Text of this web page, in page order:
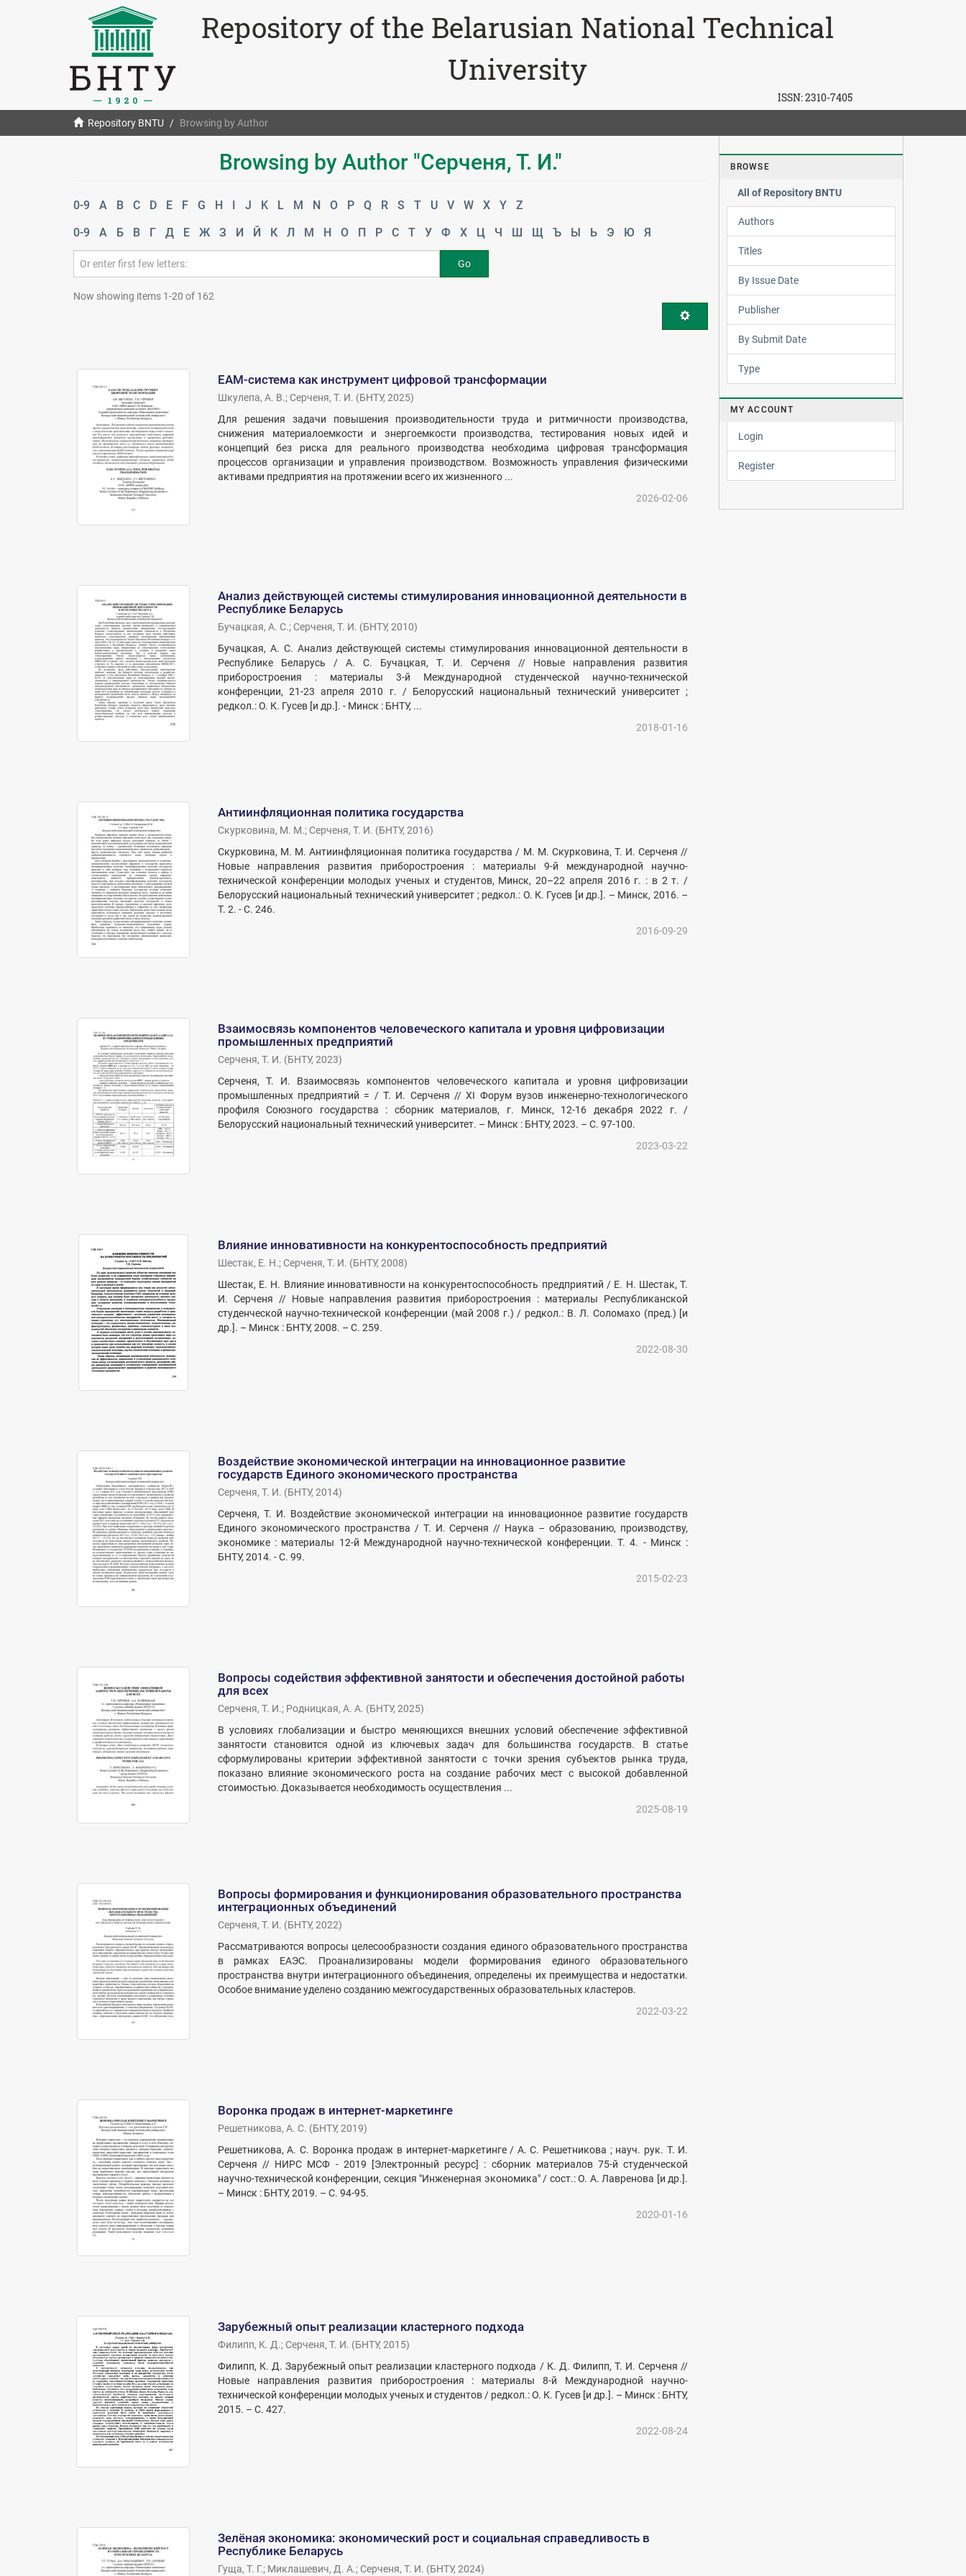
Repository of the Belarusian National Technical
University
ISSN:2310-7405
Repository BNTU Browsing by Author
Browsing by Author "Серченя, Т. И."
0-9 A B C D E F G H I J K L M N O P Q R S T U V W X Y
Z
0-9
А Б В Г Д Е Ж З И Й К Л М Н О П Р С Т У Ф Х Ц Ч Ш Щ Ъ Ы Ь Э Ю Я
Go
Now showing items 1-20 of 162
EAM-система как инструмент цифровой трансформации
Шкулепа, А. В.; Серченя, Т. И. (БНТУ, 2025)
Для решения задачи повышения производительности труда и ритмичности производства,
снижения материалоемкости и энергоемкости производства, тестирования новых идей и
концепций без риска для реального производства необходима цифровая трансформация
процессов организации и управления производством. Возможность управления физическими
активами предприятия на протяжении всего их жизненного ...
2026-02-06
Анализ действующей системы стимулирования инновационной деятельности в
Республике Беларусь
Бучацкая, А. С.; Серченя, Т. И. (БНТУ, 2010)
Бучацкая, А. С. Анализ действующей системы стимулирования инновационной деятельности в
Республике Беларусь / А. С. Бучацкая, Т. И. Серченя // Новые направления развития
приборостроения : материалы 3-й Международной студенческой научно-технической
конференции, 21-23 апреля 2010 г. / Белорусский национальный технический университет ;
редкол.: О. К. Гусев [и др.]. - Минск : БНТУ, ...
2018-01-16
Антиинфляционная политика государства
Скурковина, М. М.; Серченя, Т. И. (БНТУ, 2016)
Скурковина, М. М. Антиинфляционная политика государства / М. М. Скурковина, Т. И. Серченя //
Новые направления развития приборостроения : материалы 9-й международной научно-
технической конференции молодых ученых и студентов, Минск, 20–22 апреля 2016 г. : в 2 т. /
Белорусский национальный технический университет ; редкол.: О. К. Гусев [и др.]. – Минск, 2016. –
Т. 2. - С. 246.
2016-09-29
Взаимосвязь компонентов человеческого капитала и уровня цифровизации
промышленных предприятий
Серченя, Т. И. (БНТУ, 2023)
Серченя, Т. И. Взаимосвязь компонентов человеческого капитала и уровня цифровизации
промышленных предприятий = / Т. И. Серченя // XI Форум вузов инженерно-технологического
профиля Союзного государства : сборник материалов, г. Минск, 12-16 декабря 2022 г. /
Белорусский национальный технический университет. – Минск : БНТУ, 2023. – С. 97-100.
2023-03-22
Влияние инновативности на конкурентоспособность предприятий
Шестак, Е. Н.; Серченя, Т. И. (БНТУ, 2008)
Шестак, Е. Н. Влияние инновативности на конкурентоспособность предприятий / Е. Н. Шестак, Т.
И. Серченя // Новые направления развития приборостроения : материалы Республиканской
студенческой научно-технической конференции (май 2008 г.) / редкол.: В. Л. Соломахо (пред.) [и
др.]. – Минск : БНТУ, 2008. – С. 259.
2022-08-30
Воздействие экономической интеграции на инновационное развитие
государств Единого экономического пространства
Серченя, Т. И. (БНТУ, 2014)
Серченя, Т. И. Воздействие экономической интеграции на инновационное развитие государств
Единого экономического пространства / Т. И. Серченя // Наука – образованию, производству,
экономике : материалы 12-й Международной научно-технической конференции. Т. 4. - Минск :
БНТУ, 2014. - С. 99.
2015-02-23
Вопросы содействия эффективной занятости и обеспечения достойной работы
для всех
Серченя, Т. И.; Родницкая, А. А. (БНТУ, 2025)
В условиях глобализации и быстро меняющихся внешних условий обеспечение эффективной
занятости становится одной из ключевых задач для большинства государств. В статье
сформулированы критерии эффективной занятости с точки зрения субъектов рынка труда,
показано влияние экономического роста на создание рабочих мест с высокой добавленной
стоимостью. Доказывается необходимость осуществления ...
2025-08-19
Вопросы формирования и функционирования образовательного пространства
интеграционных объединений
Серченя, Т. И. (БНТУ, 2022)
Рассматриваются вопросы целесообразности создания единого образовательного пространства
в рамках ЕАЭС. Проанализированы модели формирования единого образовательного
пространства внутри интеграционного объединения, определены их преимущества и недостатки.
Особое внимание уделено созданию межгосударcтвенных образовательных кластеров.
2022-03-22
Воронка продаж в интернет-маркетинге
Решетникова, А. С. (БНТУ, 2019)
Решетникова, А. С. Воронка продаж в интернет-маркетинге / А. С. Решетникова ; науч. рук. Т. И.
Серченя // НИРС МСФ - 2019 [Электронный ресурс] : сборник материалов 75-й студенческой
научно-технической конференции, секция "Инженерная экономика" / сост.: О. А. Лавренова [и др.].
– Минск : БНТУ, 2019. – С. 94-95.
2020-01-16
Зарубежный опыт реализации кластерного подхода
Филипп, К. Д.; Серченя, Т. И. (БНТУ, 2015)
Филипп, К. Д. Зарубежный опыт реализации кластерного подхода / К. Д. Филипп, Т. И. Серченя //
Новые направления развития приборостроения : материалы 8-й Международной научно-
технической конференции молодых ученых и студентов / редкол.: О. К. Гусев [и др.]. – Минск : БНТУ,
2015. – С. 427.
2022-08-24
Зелёная экономика: экономический рост и социальная справедливость в
Республике Беларусь
Гуща, Т. Г.; Миклашевич, Д. А.; Серченя, Т. И. (БНТУ, 2024)
BROWSE
All of Repository BNTU
Authors
Titles
By Issue Date
Publisher
By Submit Date
Type
MY ACCOUNT
Login
Register